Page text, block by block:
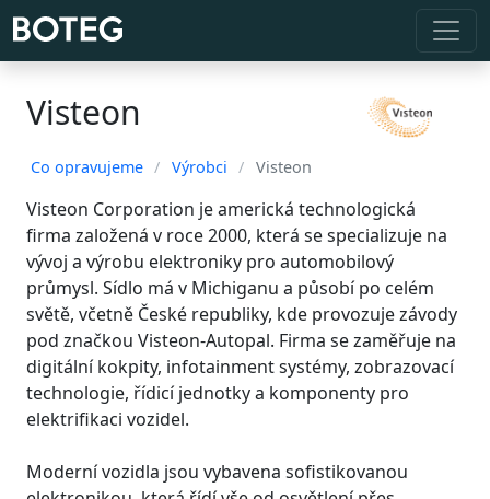
Visteon
Co opravujeme / Výrobci / Visteon
Visteon Corporation je americká technologická
firma založená v roce 2000, která se specializuje na
vývoj a výrobu elektroniky pro automobilový
průmysl. Sídlo má v Michiganu a působí po celém
světě, včetně České republiky, kde provozuje závody
pod značkou Visteon-Autopal. Firma se zaměřuje na
digitální kokpity, infotainment systémy, zobrazovací
technologie, řídicí jednotky a komponenty pro
elektrifikaci vozidel.
Moderní vozidla jsou vybavena sofistikovanou